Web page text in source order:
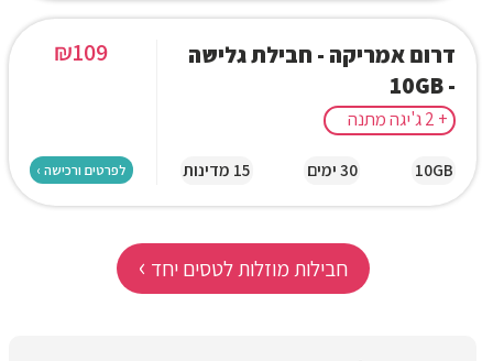
דרום אמריקה - חבילת גלישה
- 10GB
+ 2 ג'יגה מתנה
10GB 30 ימים 15 מדינות
₪109
לפרטים ורכישה ›
חבילות מוזלות לטסים יחד ›